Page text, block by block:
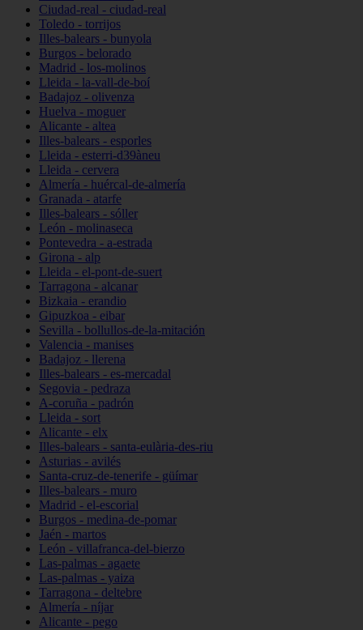
Ciudad-real - ciudad-real
Toledo - torrijos
Illes-balears - bunyola
Burgos - belorado
Madrid - los-molinos
Lleida - la-vall-de-boí
Badajoz - olivenza
Huelva - moguer
Alicante - altea
Illes-balears - esporles
Lleida - esterri-d39àneu
Lleida - cervera
Almería - huércal-de-almería
Granada - atarfe
Illes-balears - sóller
León - molinaseca
Pontevedra - a-estrada
Girona - alp
Lleida - el-pont-de-suert
Tarragona - alcanar
Bizkaia - erandio
Gipuzkoa - eibar
Sevilla - bollullos-de-la-mitación
Valencia - manises
Badajoz - llerena
Illes-balears - es-mercadal
Segovia - pedraza
A-coruña - padrón
Lleida - sort
Alicante - elx
Illes-balears - santa-eulària-des-riu
Asturias - avilés
Santa-cruz-de-tenerife - güímar
Illes-balears - muro
Madrid - el-escorial
Burgos - medina-de-pomar
Jaén - martos
León - villafranca-del-bierzo
Las-palmas - agaete
Las-palmas - yaiza
Tarragona - deltebre
Almería - níjar
Alicante - pego